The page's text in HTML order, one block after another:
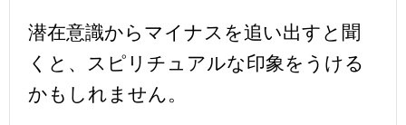
潜在意識からマイナスを追い出すと聞
くと、スピリチュアルな印象をうける
かもしれません。